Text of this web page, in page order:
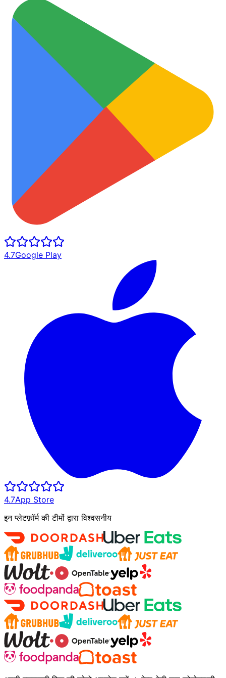
4.7Google Play
4.7App Store
इन प्लेटफ़ॉर्म की टीमों द्वारा विश्वसनीय